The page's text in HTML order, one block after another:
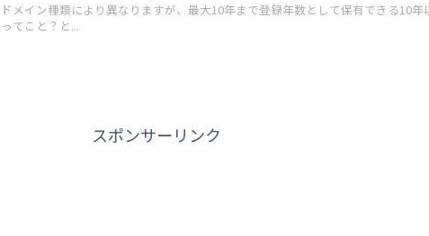
ドメイン種類により異なりますが、最大10年まで登録年数として保有できる10年
ってこと？と...
スポンサーリンク